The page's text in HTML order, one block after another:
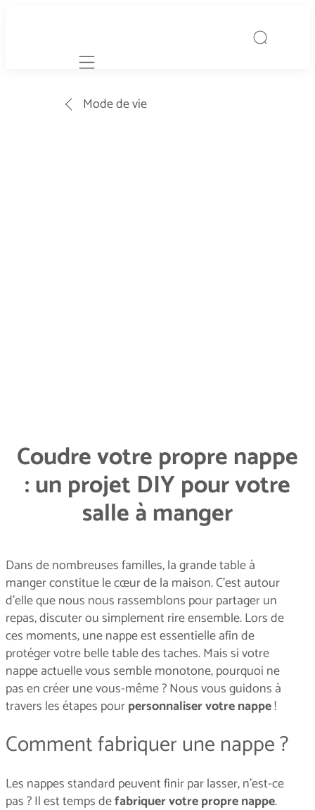
Mobile navigation
Mode de vie
Coudre votre propre nappe
: un projet DIY pour votre
salle à manger
Dans de nombreuses familles, la grande table à
manger constitue le cœur de la maison. C’est autour
d’elle que nous nous rassemblons pour partager un
repas, discuter ou simplement rire ensemble. Lors de
ces moments, une nappe est essentielle afin de
protéger votre belle table des taches. Mais si votre
nappe actuelle vous semble monotone, pourquoi ne
pas en créer une vous-même ? Nous vous guidons à
travers les étapes pourpersonnaliser votre nappe!
Comment fabriquer une nappe ?
Les nappes standard peuvent finir par lasser, n’est-ce
pas ? Il est temps defabriquer votre propre nappe.